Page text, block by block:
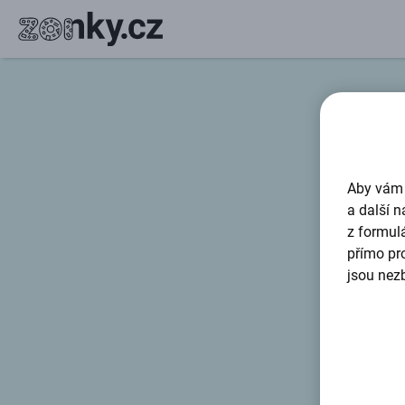
Aby
a další
z
přímo
jsou